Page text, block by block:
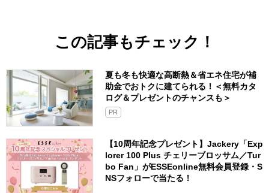
この記事もチェック！
夏も冬も快適な高断熱＆省エネ住宅が補
助金でおトクに建てられる！＜無料カタ
ログ＆プレゼントのチャンスも＞
PR
【10周年記念プレゼント】Jackery「Exp
lorer 100 Plus チェリーブロッサム／Tur
bo Fan」がESSEonline無料会員登録・S
NSフォローで当たる！